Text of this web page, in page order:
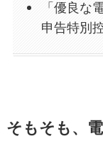
「優良な
申告特別
そもそも、